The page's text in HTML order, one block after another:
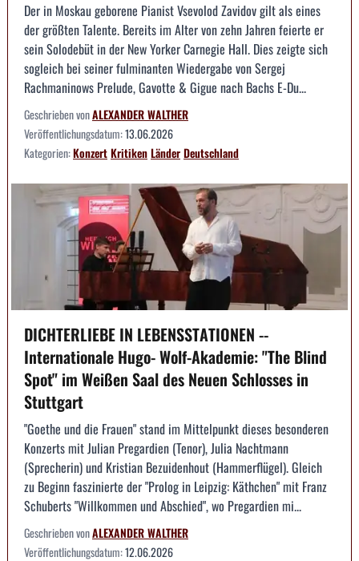
Der in Moskau geborene Pianist Vsevolod Zavidov gilt als eines
der größten Talente. Bereits im Alter von zehn Jahren feierte er
sein Solodebüt in der New Yorker Carnegie Hall. Dies zeigte sich
sogleich bei seiner fulminanten Wiedergabe von Sergej
Rachmaninows Prelude, Gavotte & Gigue nach Bachs E-Du...
Geschrieben vonALEXANDER WALTHER
Veröffentlichungsdatum:13.06.2026
Kategorien:KonzertKritikenLänderDeutschland
DICHTERLIEBE IN LEBENSSTATIONEN --
Internationale Hugo- Wolf-Akademie: "The Blind
Spot" im Weißen Saal des Neuen Schlosses in
Stuttgart
"Goethe und die Frauen" stand im Mittelpunkt dieses besonderen
Konzerts mit Julian Pregardien (Tenor), Julia Nachtmann
(Sprecherin) und Kristian Bezuidenhout (Hammerflügel). Gleich
zu Beginn faszinierte der "Prolog in Leipzig: Käthchen" mit Franz
Schuberts "Willkommen und Abschied", wo Pregardien mi...
Geschrieben vonALEXANDER WALTHER
Veröffentlichungsdatum:12.06.2026